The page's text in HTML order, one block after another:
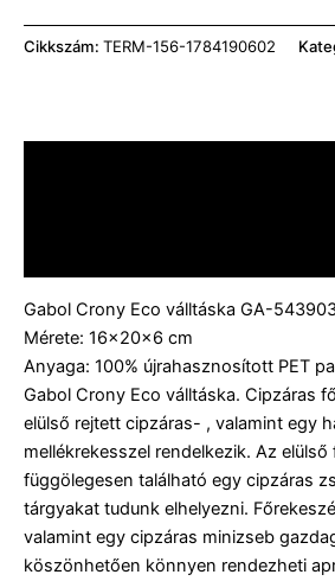
Cikkszám: TERM-156-1784190602
Gabol Crony Eco válltáska GA-
Mérete: 16x20x6 cm
Anyaga: 100% újrahasznosított PET
Gabol Crony Eco válltáska. Cipzáras
elülső rejtett cipzáras- , valamint egy
mellékrekesszel rendelkezik. Az elülső
függölegesen található egy cipzáras
tárgyakat tudunk elhelyezni.
valamint egy cipzáras minizseb
köszönhetően könnyen rendezheti